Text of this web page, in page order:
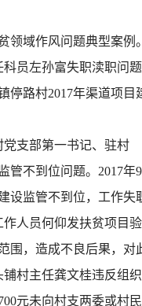
域作风问题典型案例。
员左孙富失职渎职问
停路村2017年渠道项
支部第一书记、驻村
管不到位问题。2017
设监管不到位，工作
人员何仰发扶贫项目
围，造成不良后果，对
村主任龚文桂违反组
元未向村支两委或村